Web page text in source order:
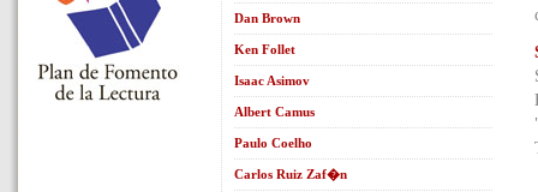
Dan Brown
Ken Follet
Isaac Asimov
Albert Camus
Paulo Coelho
Carlos Ruiz Zaf�n